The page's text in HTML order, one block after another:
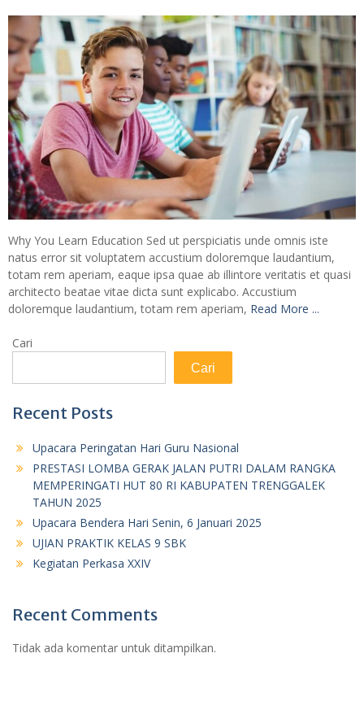
Why You Learn Education Sed ut perspiciatis unde omnis iste
natus error sit voluptatem accustium doloremque laudantium,
totam rem aperiam, eaque ipsa quae ab illintore veritatis et quasi
architecto beatae vitae dicta sunt explicabo. Accustium
doloremque laudantium, totam rem aperiam, Read More ...
Cari
Cari
Recent Posts
Upacara Peringatan Hari Guru Nasional
PRESTASI LOMBA GERAK JALAN PUTRI DALAM RANGKA
MEMPERINGATI HUT 80 RI KABUPATEN TRENGGALEK
TAHUN 2025
Upacara Bendera Hari Senin, 6 Januari 2025
UJIAN PRAKTIK KELAS 9 SBK
Kegiatan Perkasa XXIV
Recent Comments
Tidak ada komentar untuk ditampilkan.